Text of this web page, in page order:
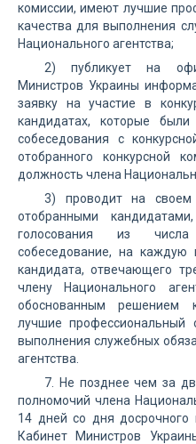
комиссии, имеют лучшие
качества для выполнения
Национального агентства;
2) публикует на
Министров Украины
заявку на участие в
кандидатах, которые
собеседования с
отобранного конкурсной
должность члена
3) проводит на своем
отобранными
голосования из
собеседование, на каждую
кандидата, отвечающего
члену Национального
обоснованным решением
лучшие профессиональный
выполнения служебных
агентства.
7. Не позднее чем за
полномочий члена
14 дней со дня досрочного
Кабинет Министров